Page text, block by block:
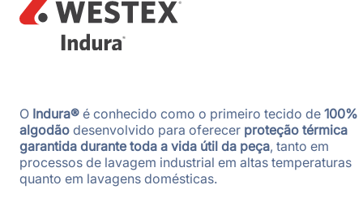
O Indura® é conhecido como o primeiro tecido de 100%
algodão desenvolvido para oferecer proteção térmica
garantida durante toda a vida útil da peça, tanto em
processos de lavagem industrial em altas temperaturas
quanto em lavagens domésticas.